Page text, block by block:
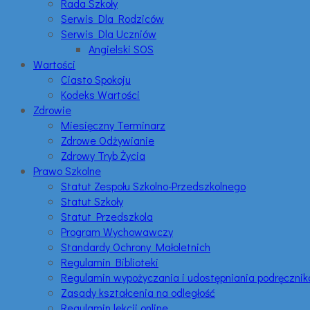
Rada Szkoły
Serwis Dla Rodziców
Serwis Dla Uczniów
Angielski SOS
Wartości
Ciasto Spokoju
Kodeks Wartości
Zdrowie
Miesięczny Terminarz
Zdrowe Odżywianie
Zdrowy Tryb Życia
Prawo Szkolne
Statut Zespołu Szkolno-Przedszkolnego
Statut Szkoły
Statut Przedszkola
Program Wychowawczy
Standardy Ochrony Małoletnich
Regulamin Biblioteki
Regulamin wypożyczania i udostępniania
Zasady kształcenia na odległość